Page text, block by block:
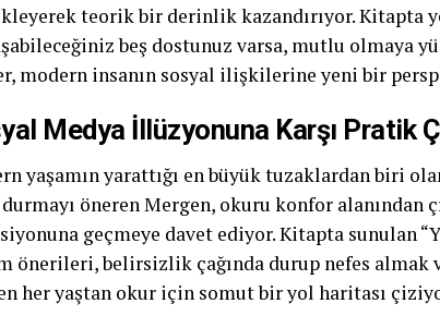
teorik bir derinlik kazandırıyor. Kitapta
beş dostunuz varsa, mutlu olmaya
modern insanın sosyal ilişkilerine yeni bir
Medya İllüzyonuna Karşı Pratik
yaşamın yarattığı en büyük tuzaklardan biri
durmayı öneren Mergen, okuru konfor alanından
geçmeye davet ediyor. Kitapta sunulan
önerileri, belirsizlik çağında durup nefes almak
her yaştan okur için somut bir yol haritası